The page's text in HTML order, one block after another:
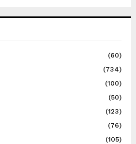
(60)
(734)
(100)
(50)
(123)
(76)
(105)